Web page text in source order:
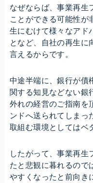
なぜならば、事業再生
ことができる可能性が
生にむけて様々なアド
となど、自社の再生に
言えるからです。
中途半端に、銀行が債
関する知見などない銀
外れの経営のご指南を
ンドへ送られてしまっ
取組む環境としてはベ
したがって、事業再生
たと悲観に暮れるので
やすくなったと前向き